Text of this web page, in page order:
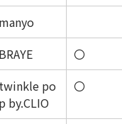
manyo
BRAYE
〇
twinkle po
p by.CLIO
〇